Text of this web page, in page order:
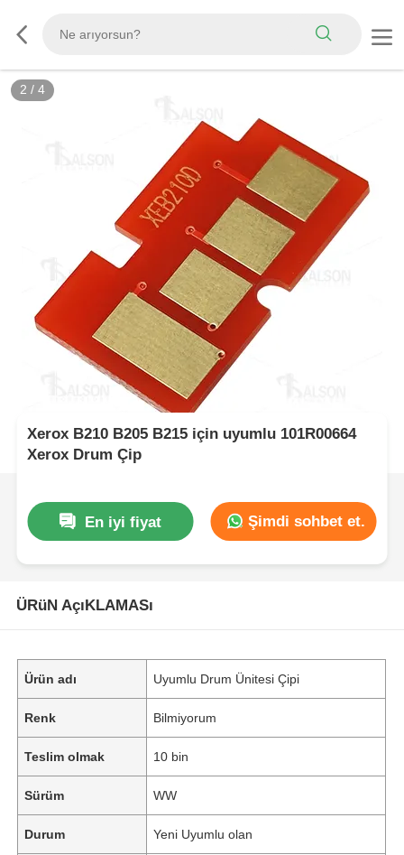
2 / 4
Xerox B210 B205 B215 için uyumlu 101R00664
Xerox Drum Çip
En iyi fiyat Şimdi sohbet et.
ÜRüN AçıKLAMASı
Ürün adı Uyumlu Drum Ünitesi Çipi
Renk Bilmiyorum
Teslim olmak 10 bin
Sürüm WW
Durum Yeni Uyumlu olan